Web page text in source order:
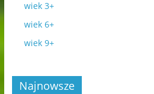
wiek 3+
wiek 6+
wiek 9+
Najnowsze